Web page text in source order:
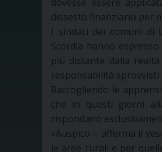
dissesto finanziario per
I sindaci dei comuni di
Scordia hanno
più distante dalla
responsabilità sprovvisti
Raccogliendo le
che in questi giorni
rispondano
«Auspico – afferma il
le aree rurali e per